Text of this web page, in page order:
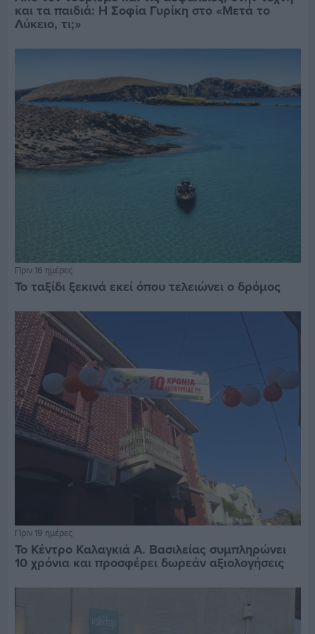
και τα παιδιά: Η Σοφία Γυρίκη στο «Μετά το
Λύκειο, τι;»
Πριν 16 ημέρες
Το ταξίδι ξεκινά εκεί όπου τελειώνει ο δρόμος
Πριν 19 ημέρες
Το Κέντρο Καλαγκιά Α. Βασιλείας συμπληρώνει
10 χρόνια και προσφέρει δωρεάν αξιολογήσεις